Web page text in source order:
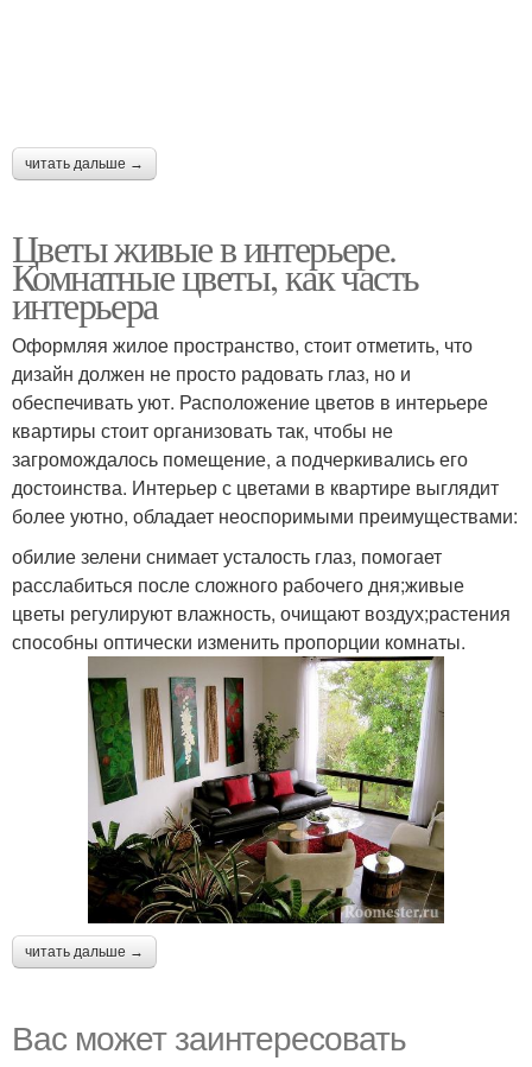
читать дальше →
Цветы живые в интерьере.
Комнатные цветы, как часть
интерьера
Оформляя жилое пространство, стоит отметить, что
дизайн должен не просто радовать глаз, но и
обеспечивать уют. Расположение цветов в интерьере
квартиры стоит организовать так, чтобы не
загромождалось помещение, а подчеркивались его
достоинства. Интерьер с цветами в квартире выглядит
более уютно, обладает неоспоримыми преимуществами:
обилие зелени снимает усталость глаз, помогает
расслабиться после сложного рабочего дня;живые
цветы регулируют влажность, очищают воздух;растения
способны оптически изменить пропорции комнаты.
читать дальше →
Вас может заинтересовать